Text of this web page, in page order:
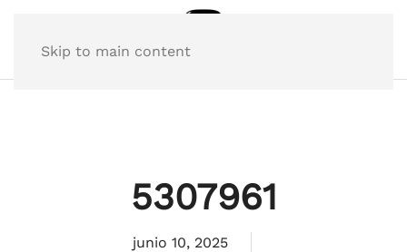
Skip to main content
5307961
junio 10, 2025